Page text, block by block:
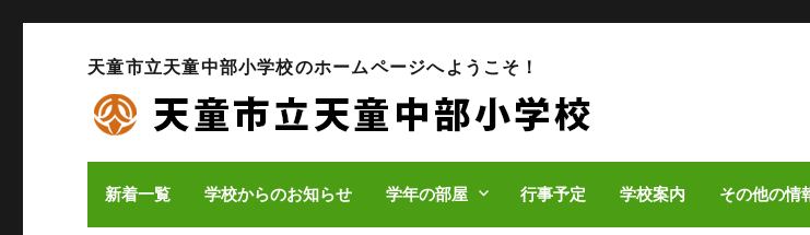
天童市立天童中部小学校のホームページへようこそ！
新着一覧 学校からのお知らせ 学年の部屋 行事予定 学校案内 その他の情